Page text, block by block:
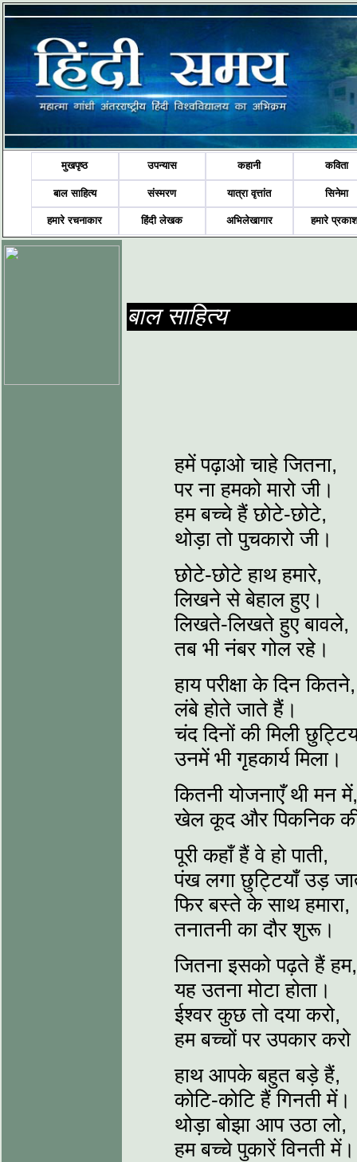
मुखपृष्ठ उपन्यास कहानी कविता
बाल साहित्य संस्मरण यात्रा वृत्तांत सिनेमा
हमारे रचनाकार हिंदी लेखक अभिलेखागार हमारे
बाल साहित्य
हमें पढ़ाओ चाहे जितना,
पर ना हमको मारो जी।
हम बच्चे हैं छोटे-छोटे,
थोड़ा तो पुचकारो जी।
छोटे-छोटे हाथ हमारे,
लिखने से बेहाल हुए।
लिखते-लिखते हुए बावले,
तब भी नंबर गोल रहे।
हाय परीक्षा के दिन कितने,
लंबे होते जाते हैं।
चंद दिनों की मिली
उनमें भी गृहकार्य मिला।
कितनी योजनाएँ थी मन में,
खेल कूद और पिकनिक
पूरी कहाँ हैं वे हो पाती,
पंख लगा छुट्टियाँ उड़
फिर बस्ते के साथ हमारा,
तनातनी का दौर शुरू।
जितना इसको पढ़ते हैं हम,
यह उतना मोटा होता।
ईश्वर कुछ तो दया करो,
हम बच्चों पर उपकार
हाथ आपके बहुत बड़े हैं,
कोटि-कोटि हैं गिनती में।
थोड़ा बोझा आप उठा लो,
हम बच्चे पुकारें विनती